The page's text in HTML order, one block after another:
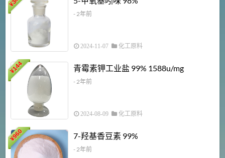
¥
- 2年前
2024-11-07 化工原料
¥
144 青霉素钾工业盐 99% 1588u/mg
- 2年前
2024-08-09 化工原料
¥
960 7-羟基香豆素 99%
- 2年前